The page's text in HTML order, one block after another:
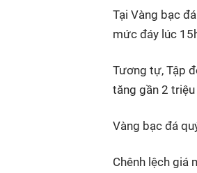
Tại Vàng bạc
mức đáy lúc
Tương tự, Tập
tăng gần 2
Vàng bạc đá
Chênh lệch giá